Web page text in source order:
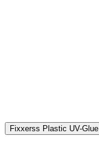
Fixxerss Plastic UV-Glue